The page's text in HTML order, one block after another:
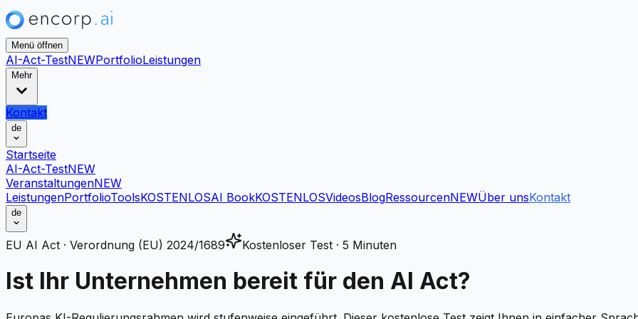
Menü öffnen
AI-Act-TestNEWPortfolioLeistungen
Mehr
Kontakt
de
Startseite
AI-Act-TestNEW
VeranstaltungenNEW
LeistungenPortfolioToolsKOSTENLOSAI BookKOSTENLOSVideosBlogRessourcenNEWÜber unsKontakt
de
EU AI Act · Verordnung (EU) 2024/1689 Kostenloser Test · 5 Minuten
Ist Ihr Unternehmen bereit für den AI Act?